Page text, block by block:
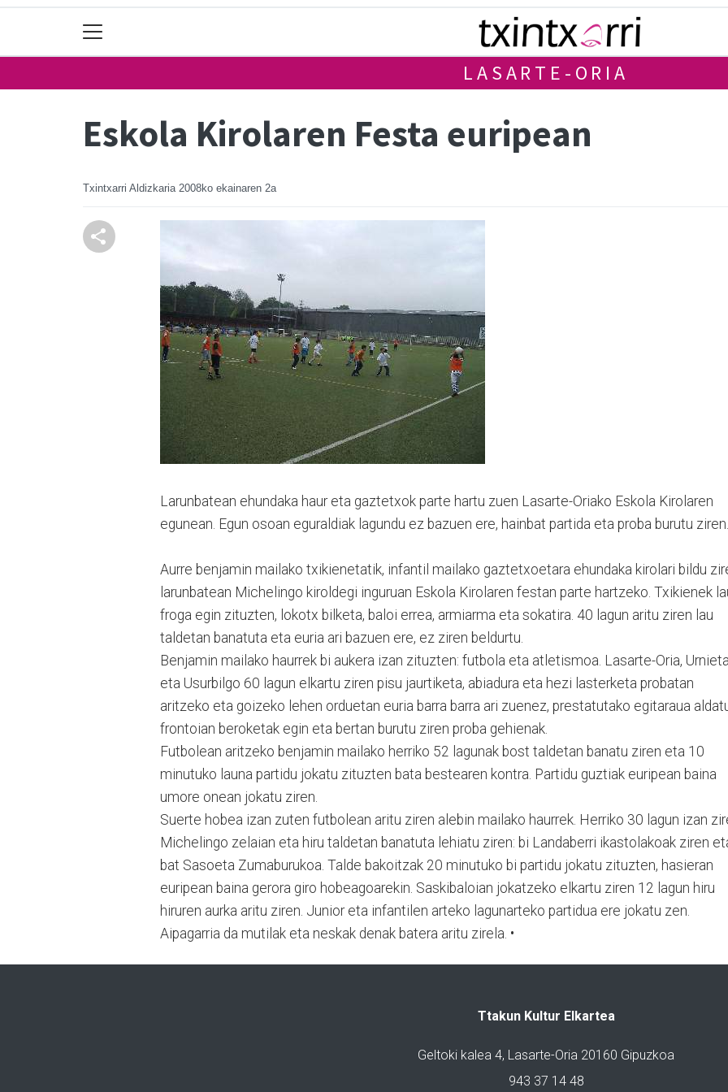
LASARTE-ORIA
Eskola Kirolaren Festa euripean
Txintxarri Aldizkaria 2008ko ekainaren 2a
Larunbatean ehundaka haur eta gaztetxok parte hartu zuen Lasarte-Oriako Eskola Kirolaren
egunean. Egun osoan eguraldiak lagundu ez bazuen ere, hainbat partida eta proba burutu ziren.
Aurre benjamin mailako txikienetatik, infantil mailako gaztetxoetara ehundaka kirolari bildu
larunbatean Michelingo kiroldegi inguruan Eskola Kirolaren festan parte hartzeko. Txikienek
froga egin zituzten, lokotx bilketa, baloi errea, armiarma eta sokatira. 40 lagun aritu ziren lau
taldetan banatuta eta euria ari bazuen ere, ez ziren beldurtu.
Benjamin mailako haurrek bi aukera izan zituzten: futbola eta atletismoa. Lasarte-Oria, Urnieta
eta Usurbilgo 60 lagun elkartu ziren pisu jaurtiketa, abiadura eta hezi lasterketa probatan
aritzeko eta goizeko lehen orduetan euria barra barra ari zuenez, prestatutako egitaraua
frontoian beroketak egin eta bertan burutu ziren proba gehienak.
Futbolean aritzeko benjamin mailako herriko 52 lagunak bost taldetan banatu ziren eta 10
minutuko launa partidu jokatu zituzten bata bestearen kontra. Partidu guztiak euripean baina
umore onean jokatu ziren.
Suerte hobea izan zuten futbolean aritu ziren alebin mailako haurrek. Herriko 30 lagun izan
Michelingo zelaian eta hiru taldetan banatuta lehiatu ziren: bi Landaberri ikastolakoak ziren
bat Sasoeta Zumaburukoa. Talde bakoitzak 20 minutuko bi partidu jokatu zituzten, hasieran
euripean baina gerora giro hobeagoarekin. Saskibaloian jokatzeko elkartu ziren 12 lagun hiru
hiruren aurka aritu ziren. Junior eta infantilen arteko lagunarteko partidua ere jokatu zen.
Aipagarria da mutilak eta neskak denak batera aritu zirela. •
Ttakun Kultur Elkartea
Geltoki kalea 4, Lasarte-Oria 20160 Gipuzkoa
943 37 14 48